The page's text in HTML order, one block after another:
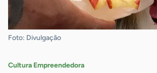
Foto: Divulgação
Cultura Empreendedora